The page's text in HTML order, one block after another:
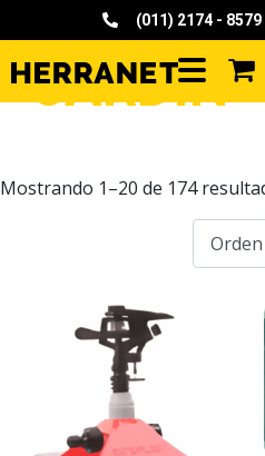
(011) 2174 - 8579
JARDÍN
Mostrando 1–20 de 174